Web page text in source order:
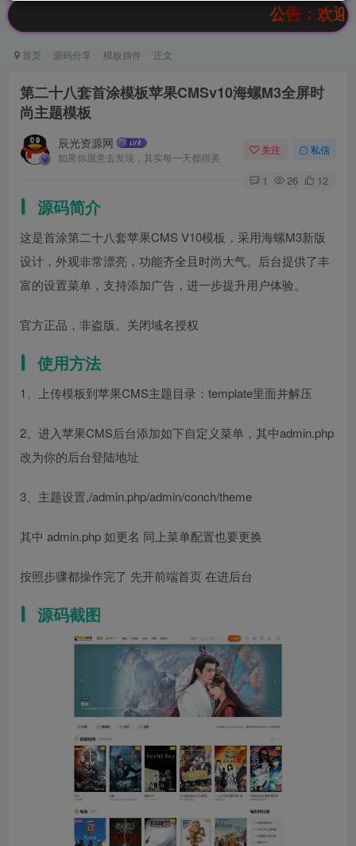
公告：欢迎访问
首页 源码分享 模板插件 正文
第二十八套首涂模板苹果CMSv10海螺M3全屏时
尚主题模板
辰光资源网
如果你愿意去发现，其实每一天都很美
关注 私信
1 26 12
源码简介
这是首涂第二十八套苹果CMS V10模板，采用海螺M3新版
设计，外观非常漂亮，功能齐全且时尚大气。后台提供了丰
富的设置菜单，支持添加广告，进一步提升用户体验。
官方正品，非盗版。关闭域名授权
使用方法
1、上传模板到苹果CMS主题目录：template里面并解压
2、进入苹果CMS后台添加如下自定义菜单，其中admin.php
改为你的后台登陆地址
3、主题设置,/admin.php/admin/conch/theme
其中 admin.php 如更名 同上菜单配置也要更换
按照步骤都操作完了 先开前端首页 在进后台
源码截图